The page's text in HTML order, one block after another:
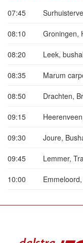
07:45
08:10 Groningen,
08:20 Leek,
08:35 Marum
08:50 Drachten,
09:15
09:30 Joure,
09:45 Lemmer,
10:00